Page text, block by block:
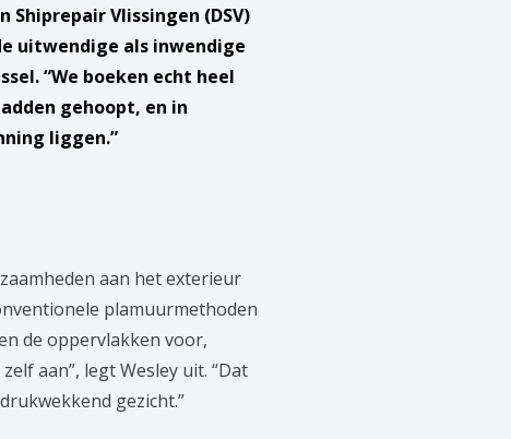
Vlissingen (DSV)
uitwendige als inwendige
“We boeken echt heel
gehoopt, en in
liggen.”
aan het exterieur
plamuurmethoden
de oppervlakken voor,
aan”, legt Wesley uit. “Dat
gezicht.”